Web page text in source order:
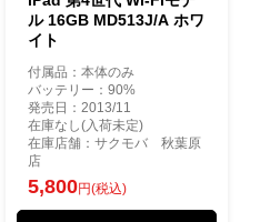
ル 16GB MD513J/A ホワ
イト
付属品：本体のみ
バッテリー：90%
発売日：2013/11
在庫なし(入荷未定)
在庫店舗：サクモバ 秋葉原
店
5,800円(税込)